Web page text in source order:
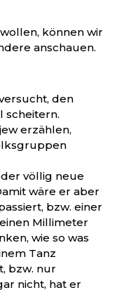
können wir
anschauen.
den
scheitern.
erzählen,
völlig neue
wäre er aber
bzw. einer
Millimeter
wie so was
Tanz
bzw. nur
nicht, hat er